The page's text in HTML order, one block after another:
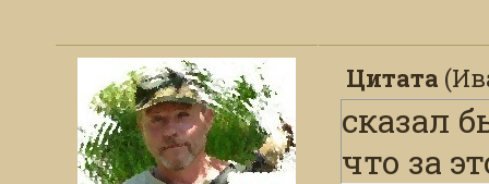
Цитата (
сказал
что за